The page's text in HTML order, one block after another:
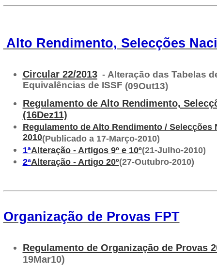
Alto Rendimento, Selecções
Circular 22/2013- Alteração das Tabelas
Equivalências de ISSF (09Out13)
Regulamento de Alto Rendimento,
(16Dez11)
Regulamento de Alto Rendimento / Selecções
2010(Publicado a 17-Março-2010)
1ªAlteração - Artigos 9º e 10º(21-Julho-2010)
2ªAlteração - Artigo 20º(27-Outubro-2010)
Organização de Provas FPT
Regulamento de Organização de Provas
19Mar10)